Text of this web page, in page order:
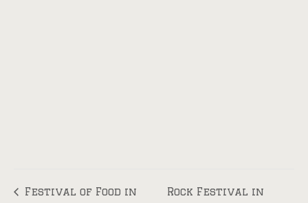
Festival of Food in
Rock Festival in